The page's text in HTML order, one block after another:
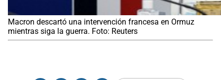
Macron descartó una intervención francesa en Ormuz
mientras siga la guerra. Foto: Reuters